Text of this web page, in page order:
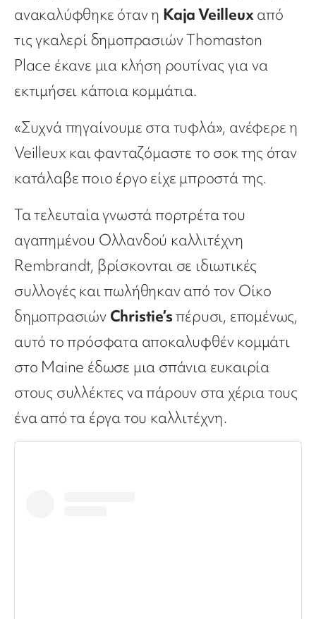
ανακαλύφθηκε όταν η Kaja Veilleuxαπό
τις γκαλερί δημοπρασιών Thomaston
Place έκανε μια κλήση ρουτίνας για να
εκτιμήσει κάποια κομμάτια.
«Συχνά πηγαίνουμε στα τυφλά», ανέφερε η
Veilleux και φανταζόμαστε το σοκ της όταν
κατάλαβε ποιο έργο είχε μπροστά της.
Τα τελευταία γνωστά πορτρέτα του
αγαπημένου Ολλανδού καλλιτέχνη
Rembrandt, βρίσκονται σε ιδιωτικές
συλλογές και πωλήθηκαν από τον Οίκο
δημοπρασιών Christie’sπέρυσι, επομένως,
αυτό το πρόσφατα αποκαλυφθέν κομμάτι
στο Maine έδωσε μια σπάνια ευκαιρία
στους συλλέκτες να πάρουν στα χέρια τους
ένα από τα έργα του καλλιτέχνη.